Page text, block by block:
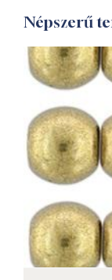
Népszerű